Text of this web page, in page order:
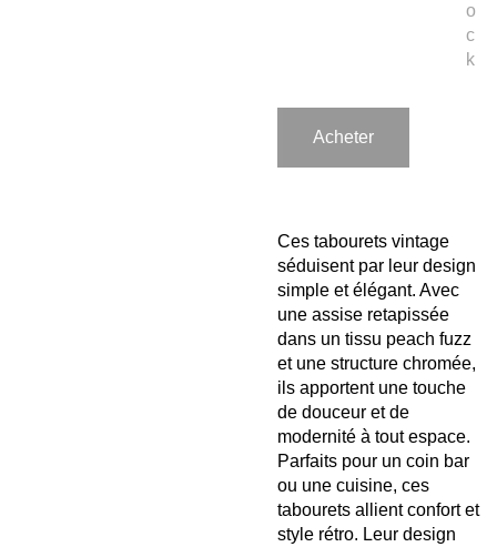
o
c
k
Acheter
Ces tabourets vintage
séduisent par leur design
simple et élégant. Avec
une assise retapissée
dans un tissu peach fuzz
et une structure chromée,
ils apportent une touche
de douceur et de
modernité à tout espace.
Parfaits pour un coin bar
ou une cuisine, ces
tabourets allient confort et
style rétro. Leur design